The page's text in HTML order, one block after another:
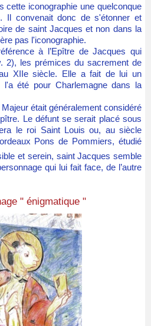
cette iconographie une quelconque
Il convenait donc de s'étonner et
de saint Jacques et non dans la
pas l'iconographie.
à l’Epître de Jacques qui
2), les prémices du sacrement de
au XIIe siècle. Elle a fait de lui un
été pour Charlemagne dans la
était généralement considéré
Le défunt se serait placé sous
le roi Saint Louis ou, au siècle
Pons de Pommiers, étudié
et serein, saint Jacques semble
qui lui fait face, de l’autre
" énigmatique "